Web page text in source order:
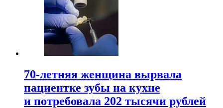
70-летняя женщина вырвала
пациентке зубы на кухне
и потребовала 202 тысячи рублей